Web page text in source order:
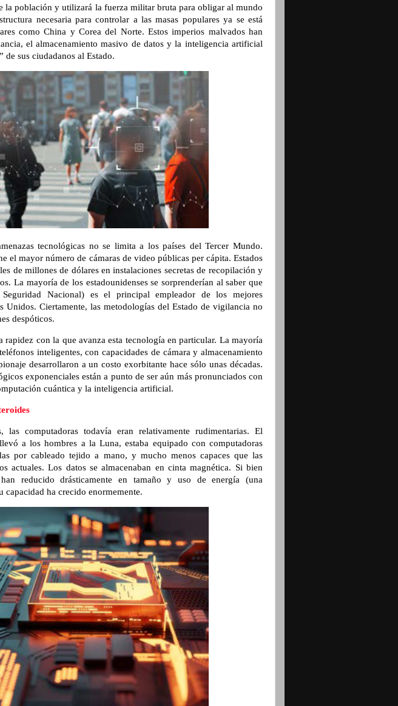
la población y utilizará la fuerza militar bruta para obligar al mundo
necesaria para controlar a las masas populares ya se está
como China y Corea del Norte. Estos imperios malvados han
el almacenamiento masivo de datos y la inteligencia artificial
de sus ciudadanos al Estado.
tecnológicas no se limita a los países del Tercer Mundo.
el mayor número de cámaras de video públicas per cápita. Estados
de millones de dólares en instalaciones secretas de recopilación y
La mayoría de los estadounidenses se sorprenderían al saber que
Nacional) es el principal empleador de los mejores
Unidos. Ciertamente, las metodologías del Estado de vigilancia no
despóticos.
rapidez con la que avanza esta tecnología en particular. La mayoría
inteligentes, con capacidades de cámara y almacenamiento
desarrollaron a un costo exorbitante hace sólo unas décadas.
exponenciales están a punto de ser aún más pronunciados con
cuántica y la inteligencia artificial.
las computadoras todavía eran relativamente rudimentarias. El
a los hombres a la Luna, estaba equipado con computadoras
por cableado tejido a mano, y mucho menos capaces que las
actuales. Los datos se almacenaban en cinta magnética. Si bien
reducido drásticamente en tamaño y uso de energía (una
capacidad ha crecido enormemente.